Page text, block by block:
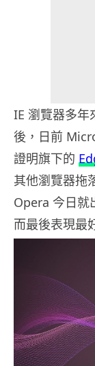
IE 瀏覽器多年
後，日前
證明旗下的
其他瀏覽器拖
Opera 今日就
而最後表現最